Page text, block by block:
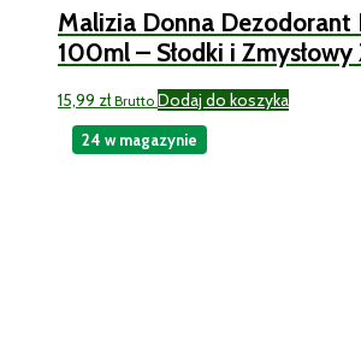
Malizia Donna Dezodorant
100ml – Słodki i Zmysłowy
15,99 zł Brutto Dodaj do koszyka
24 w magazynie